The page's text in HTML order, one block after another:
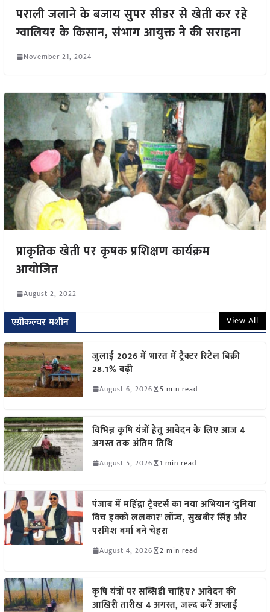
पराली जलाने के बजाय सुपर सीडर से खेती कर रहे
ग्वालियर के किसान, संभाग आयुक्त ने की सराहना
November 21, 2024
प्राकृतिक खेती पर कृषक प्रशिक्षण कार्यक्रम
आयोजित
August 2, 2022
एग्रीकल्चर मशीन View All
जुलाई 2026 में भारत में ट्रैक्टर रिटेल बिक्री
28.1% बढ़ी
August 6, 2026 5 min read
विभिन्न कृषि यंत्रों हेतु आवेदन के लिए आज 4
अगस्त तक अंतिम तिथि
August 5, 2026 1 min read
पंजाब में महिंद्रा ट्रैक्टर्स का नया अभियान ‘दुनिया
विच इक्को ललकार’ लॉन्च, सुखबीर सिंह और
परमिश वर्मा बने चेहरा
August 4, 2026 2 min read
कृषि यंत्रों पर सब्सिडी चाहिए? आवेदन की
आखिरी तारीख 4 अगस्त, जल्द करें अप्लाई